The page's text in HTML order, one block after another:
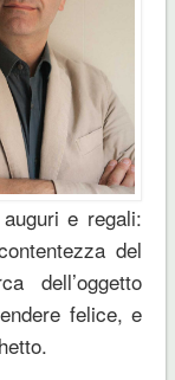
e regali:
del
dell’oggetto
felice, e